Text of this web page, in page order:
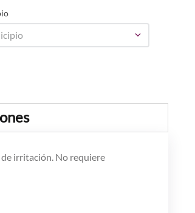
de irritación. No requiere